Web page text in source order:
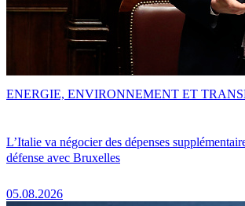
L’Italie va négocier des dépenses
défense avec Bruxelles
05.08.2026
ENERGIE, ENVIRONNEMENT ET